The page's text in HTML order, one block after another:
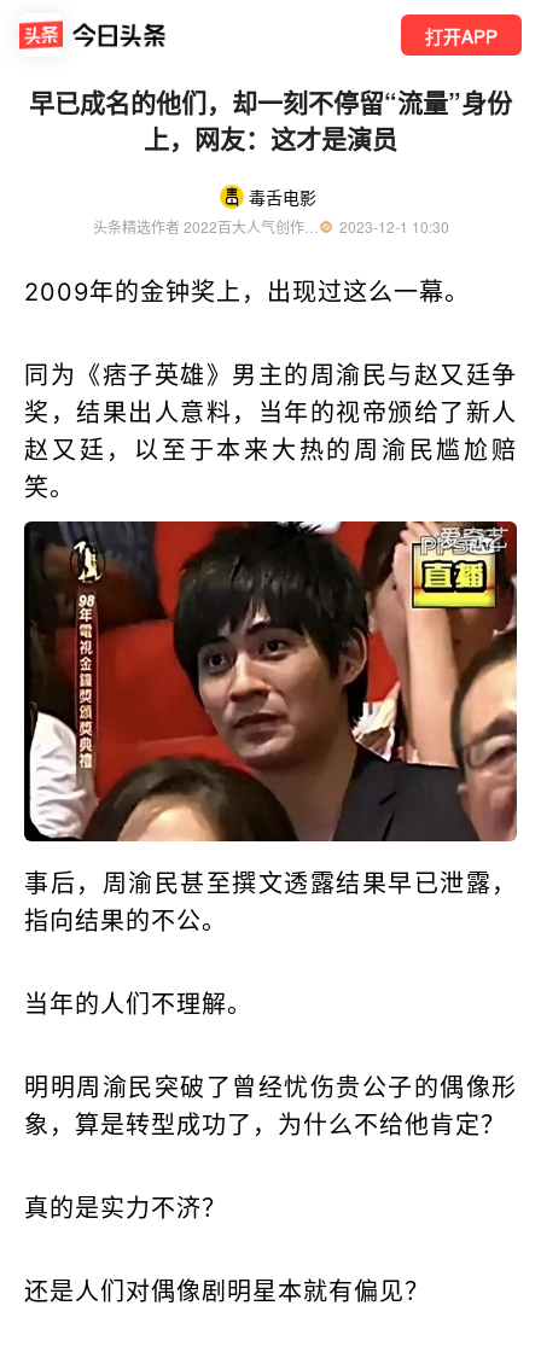
打开APP
早已成名的他们，却一刻不停留“流量”身份
上，网友：这才是演员
毒舌电影
头条精选作者 2022百大人气创作者 电影评论人 优质影视领域创作者
  2023-12-1 10:30
2009年的金钟奖上，出现过这么一幕。
同为《痞子英雄》男主的周渝民与赵又廷争
奖，结果出人意料，当年的视帝颁给了新人
赵又廷，以至于本来大热的周渝民尴尬赔
笑。
事后，周渝民甚至撰文透露结果早已泄露，
指向结果的不公。
当年的人们不理解。
明明周渝民突破了曾经忧伤贵公子的偶像形
象，算是转型成功了，为什么不给他肯定？
真的是实力不济？
还是人们对偶像剧明星本就有偏见？